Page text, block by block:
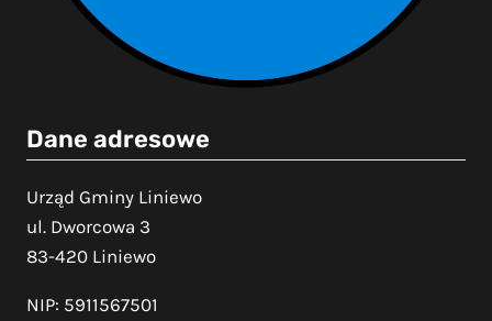
Dane adresowe
Urząd Gminy Liniewo
ul. Dworcowa 3
83-420 Liniewo
NIP: 5911567501